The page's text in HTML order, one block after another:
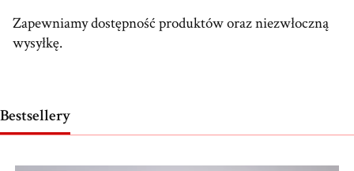
Zapewniamy dostępność produktów oraz niezwłoczną
wysyłkę.
Bestsellery